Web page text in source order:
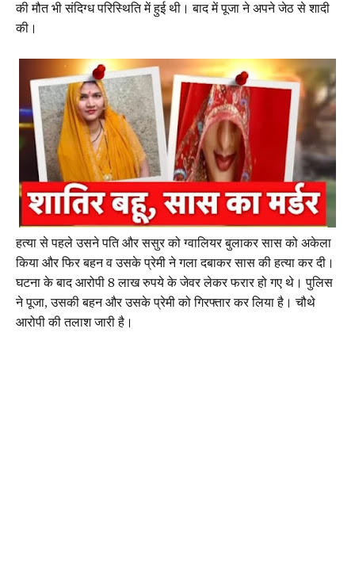
की मौत भी संदिग्ध परिस्थिति में हुई थी। बाद में पूजा ने अपने जेठ से शादी
की।
हत्या से पहले उसने पति और ससुर को ग्वालियर बुलाकर सास को अकेला
किया और फिर बहन व उसके प्रेमी ने गला दबाकर सास की हत्या कर दी।
घटना के बाद आरोपी 8 लाख रुपये के जेवर लेकर फरार हो गए थे। पुलिस
ने पूजा, उसकी बहन और उसके प्रेमी को गिरफ्तार कर लिया है। चौथे
आरोपी की तलाश जारी है।